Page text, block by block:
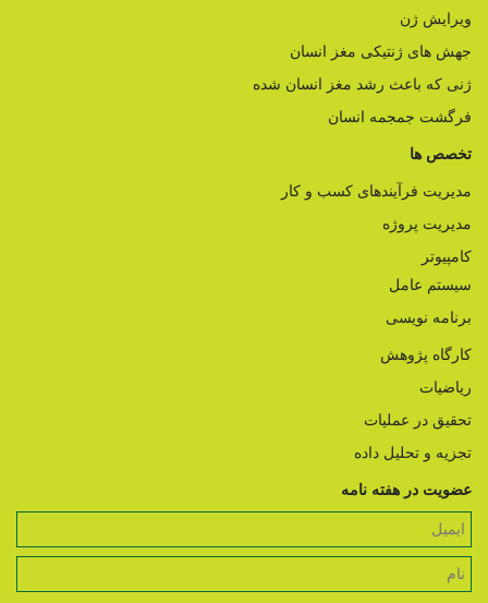
ویرایش ژن
جهش های ژنتیکی مغز انسان
ژنی که باعث رشد مغز انسان شده
فرگشت جمجمه انسان
تخصص ها
مدیریت فرآیندهای کسب و کار
مدیریت پروژه
کامپیوتر
سیستم عامل
برنامه نویسی
کارگاه پژوهش
ریاضیات
تحقیق در عملیات
تجزیه و تحلیل داده
عضویت در هفته نامه